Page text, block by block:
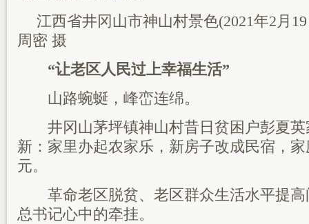
江西省井冈山市神山村景色(2021年2月
周密 摄
“让老区人民过上幸福生活”
山路蜿蜒，峰峦连绵。
井冈山茅坪镇神山村昔日贫困户彭夏英
新：家里办起农家乐，新房子改成民宿，
元。
革命老区脱贫、老区群众生活水平提高
总书记心中的牵挂。